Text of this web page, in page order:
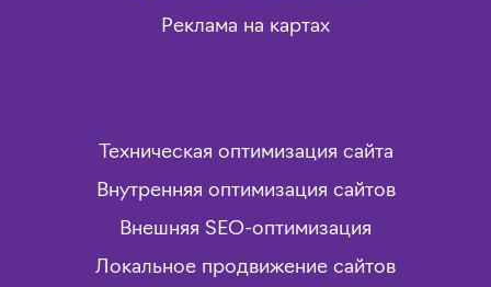
Реклама на картах
Техническая оптимизация сайта
Внутренняя оптимизация сайтов
Внешняя SEO-оптимизация
Локальное продвижение сайтов